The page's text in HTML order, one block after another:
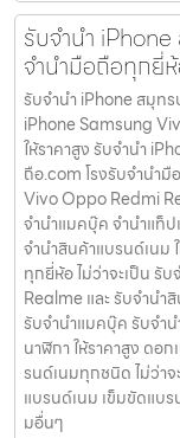
รับจำนำ
จำนำมือถือทุกยี่
รับจำนำ iPhone สมุท
iPhone Samsung
ให้ราคาสูง รับจำนำ
ถือ.com โรงรับจำนำ
Vivo Oppo Redmi
จำนำแมคบุ๊ค จำนำแท็ป
จำนำสินค้าแบรนด์เนม
ทุกยี่ห้อ ไม่ว่าจะเป็น รั
Realme และ รับจำนำ
รับจำนำแมคบุ๊ค รับจำ
นาฬิกา ให้ราคาสูง ดอ
รนด์เนมทุกชนิด ไม่ว่าจ
แบรนด์เนม เข็มขัดแบ
มอื่นๆ